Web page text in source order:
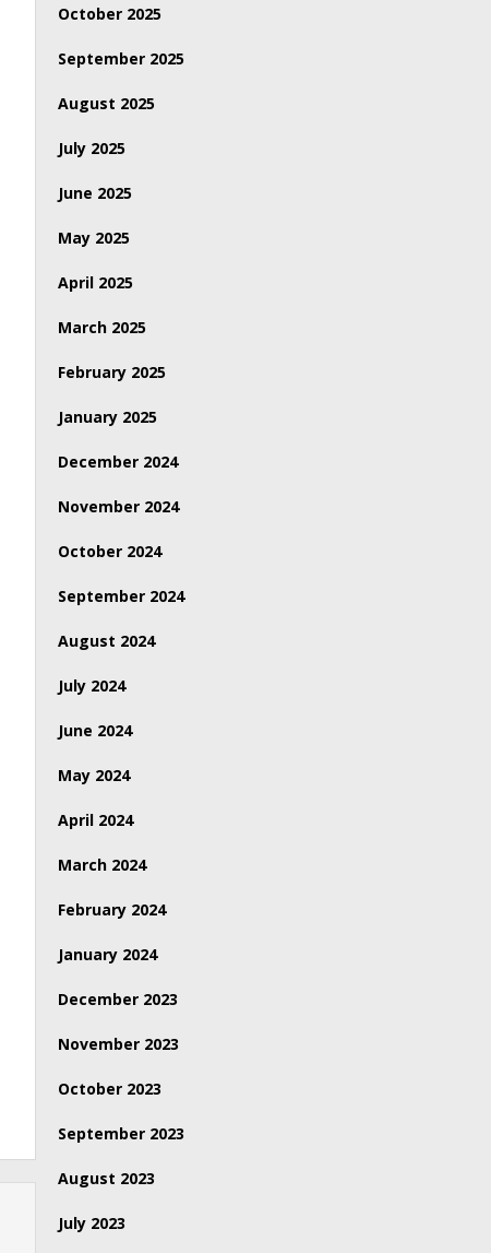
October 2025
September 2025
August 2025
July 2025
June 2025
May 2025
April 2025
March 2025
February 2025
January 2025
December 2024
November 2024
October 2024
September 2024
August 2024
July 2024
June 2024
May 2024
April 2024
March 2024
February 2024
January 2024
December 2023
November 2023
October 2023
September 2023
August 2023
July 2023